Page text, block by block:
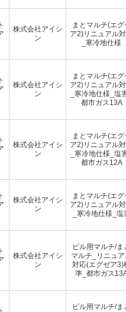
株式会社アイシ
ン
まとマルチ(エグ
ア2)リニュアル
_寒冷地仕様
株式会社アイシ
ン
まとマルチ(エグ
ア2)リニュアル
_寒冷地仕様_塩
都市ガス13A
株式会社アイシ
ン
まとマルチ(エグ
ア2)リニュアル
_寒冷地仕様_塩
都市ガス12A
株式会社アイシ
ン
まとマルチ(エグ
ア2)リニュアル
_寒冷地仕様_塩
株式会社アイシ
ン
ビル用マルチ/ま
マルチ_リニュ
対応(エグゼア3)
準_都市ガス
ビル用マルチ/ま